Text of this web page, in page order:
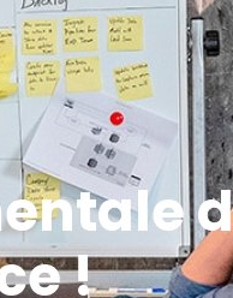
!